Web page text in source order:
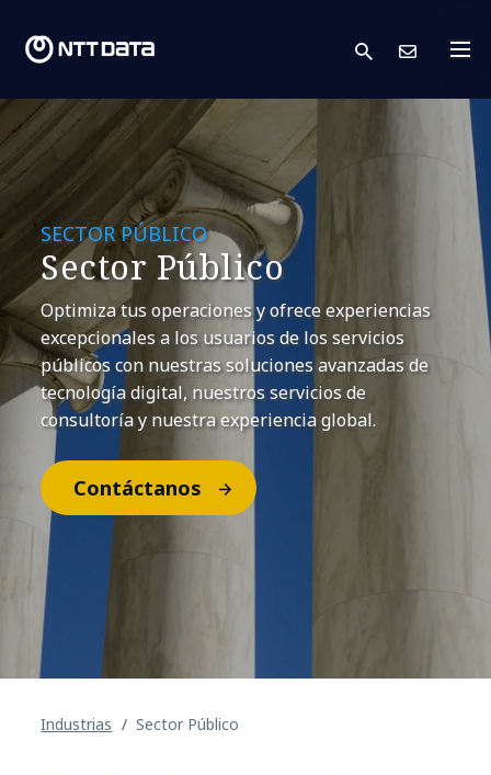
search
SECTOR PÚBLICO
Sector Público
Optimiza tus operaciones y ofrece experiencias
excepcionales a los usuarios de los servicios
públicos con nuestras soluciones avanzadas de
tecnología digital, nuestros servicios de
consultoría y nuestra experiencia global.
Contáctanos
Industrias Sector Público